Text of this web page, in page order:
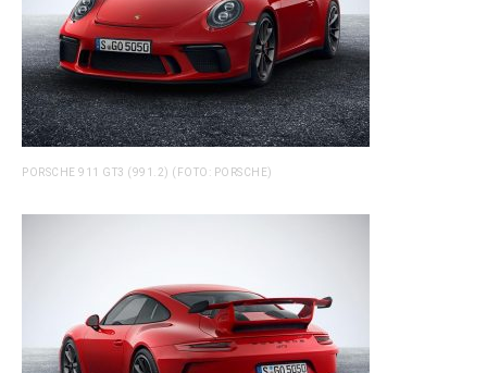
PORSCHE 911 GT3 (991.2) (FOTO: PORSCHE)